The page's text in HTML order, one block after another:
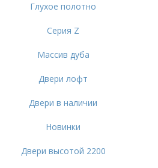
Глухое полотно
Серия Z
Массив дуба
Двери лофт
Двери в наличии
Новинки
Двери высотой 2200